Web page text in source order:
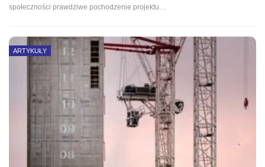
społeczności prawdziwe pochodzenie projektu…
ARTYKUŁY